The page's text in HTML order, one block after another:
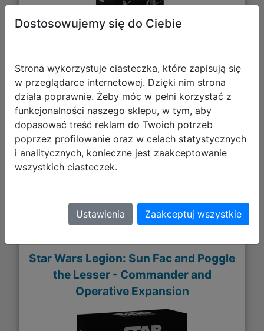
116,95 zł
DO KOSZYKA
Galeria zdjęć
Star Wars Legion: Sun Fac and Poggle
the Lesser - Commander and
Operative Expansion
Dostosowujemy się do Ciebie
Strona wykorzystuje ciasteczka, które zapisują się
w przeglądarce internetowej. Dzięki nim strona
działa poprawnie. Żeby móc w pełni korzystać z
funkcjonalności naszego sklepu, w tym, aby
dopasować treść reklam do Twoich potrzeb
poprzez profilowanie oraz w celach statystycznych
i analitycznych, konieczne jest zaakceptowanie
wszystkich ciasteczek.
Ustawienia Zaakceptuj wszystkie